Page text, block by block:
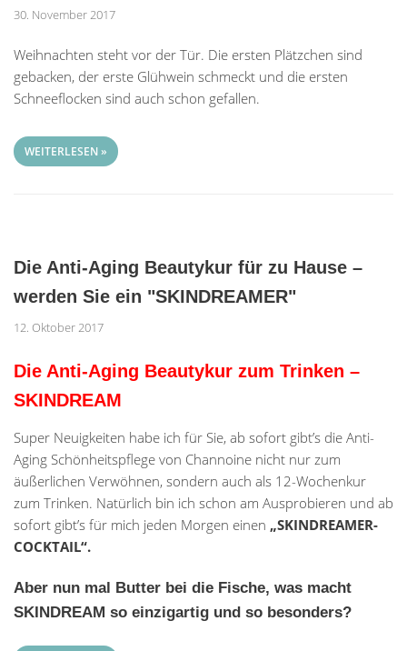
30. November 2017
Weihnachten steht vor der Tür. Die ersten Plätzchen sind
gebacken, der erste Glühwein schmeckt und die ersten
Schneeflocken sind auch schon gefallen.
WEITERLESEN »
Die Anti-Aging Beautykur für zu Hause –
werden Sie ein "SKINDREAMER"
12. Oktober 2017
Die Anti-Aging Beautykur zum Trinken –
SKINDREAM
Super Neuigkeiten habe ich für Sie, ab sofort gibt’s die Anti-
Aging Schönheitspflege von Channoine nicht nur zum
äußerlichen Verwöhnen, sondern auch als 12-Wochenkur
zum Trinken. Natürlich bin ich schon am Ausprobieren und ab
sofort gibt’s für mich jeden Morgen einen „SKINDREAMER-
COCKTAIL“.
Aber nun mal Butter bei die Fische, was macht
SKINDREAM so einzigartig und so besonders?